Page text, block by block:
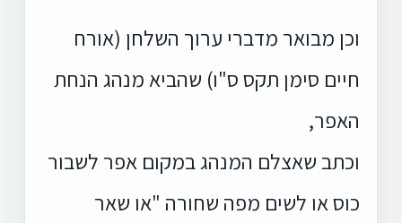
וכן מבואר מדברי ערוך השלחן (אורח
חיים סימן תקס ס"ו) שהביא מנהג הנחת
האפר,
וכתב שאצלם המנהג במקום אפר לשבור
כוס או לשים מפה שחורה "או שאר